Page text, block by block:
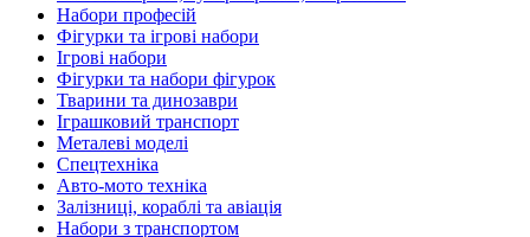
Набори професій
Фігурки та ігрові набори
Ігрові набори
Фігурки та набори фігурок
Тварини та динозаври
Іграшковий транспорт
Металеві моделі
Спецтехніка
Авто-мото техніка
Залізниці, кораблі та авіація
Набори з транспортом